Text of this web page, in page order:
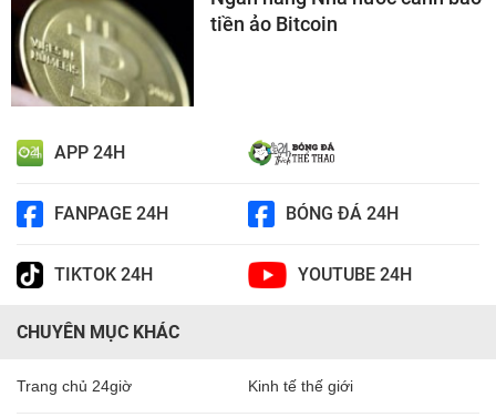
tiền ảo Bitcoin
APP 24H
FANPAGE 24H BÓNG ĐÁ 24H
TIKTOK 24H YOUTUBE 24H
CHUYÊN MỤC KHÁC
Trang chủ 24giờ Kinh tế thế giới